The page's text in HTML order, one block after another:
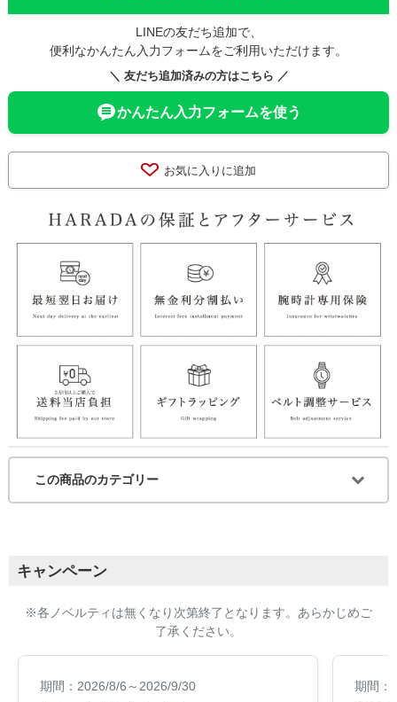
LINEの友だち追加で、
便利なかんたん入力フォームをご利用いただけます。
＼ 友だち追加済みの方はこちら ／
かんたん入力フォームを使う
お気に入りに追加
この商品のカテゴリー
キャンペーン
※各ノベルティは無くなり次第終了となります。あらかじめご
了承ください。
期間：2026/8/6～2026/9/30 期間：